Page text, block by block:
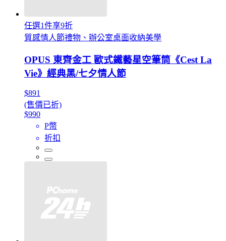
任選1件享9折
質感情人節禮物、辦公室桌面收納美學
OPUS 東齊金工 歐式鐵藝星空筆筒《Cest La
Vie》經典黑/七夕情人節
$891
(售價已折)
$990
P幣
折扣